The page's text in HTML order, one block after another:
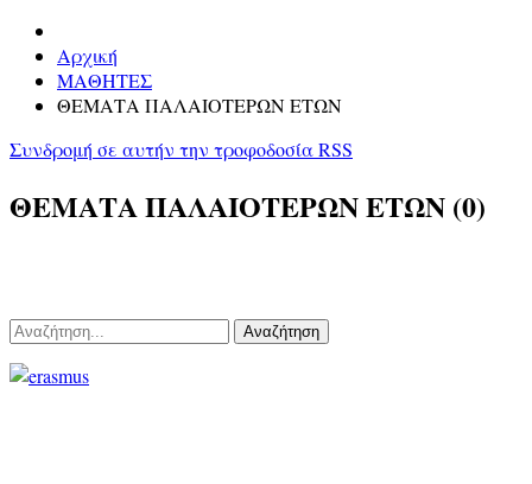
Αρχική
ΜΑΘΗΤΕΣ
ΘΕΜΑΤΑ ΠΑΛΑΙΟΤΕΡΩΝ ΕΤΩΝ
Συνδρομή σε αυτήν την τροφοδοσία RSS
ΘΕΜΑΤΑ ΠΑΛΑΙΟΤΕΡΩΝ ΕΤΩΝ (0)
Αναζήτηση